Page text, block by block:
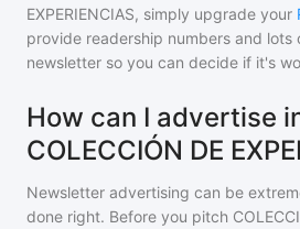
EXPERIENCIAS, simply upgrade your
provide readership numbers and
newsletter so you can decide if it's
How can I advertise
COLECCIÓN DE
Newsletter advertising can be
done right. Before you pitch